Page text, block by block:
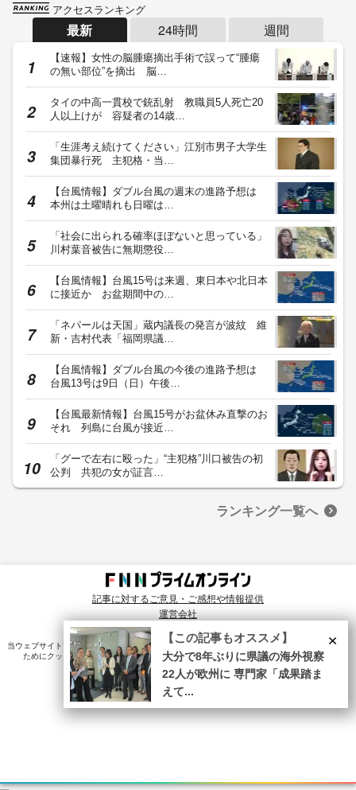
アクセスランキング
最新 24時間 週間
【速報】女性の脳腫瘍摘出手術で誤って“腫瘍
の無い部位”を摘出 脳…
タイの中高一貫校で銃乱射 教職員5人死亡20
人以上けが 容疑者の14歳…
「生涯考え続けてください」江別市男子大学生
集団暴行死 主犯格・当…
【台風情報】ダブル台風の週末の進路予想は
本州は土曜晴れも日曜は…
「社会に出られる確率ほぼないと思っている」
川村葉音被告に無期懲役…
【台風情報】台風15号は来週、東日本や北日本
に接近か お盆期間中の…
「ネパールは天国」蔵内議長の発言が波紋 維
新・吉村代表「福岡県議…
【台風情報】ダブル台風の今後の進路予想は
台風13号は9日（日）午後…
【台風最新情報】台風15号がお盆休み直撃のお
それ 列島に台風が接近…
「グーで左右に殴った」“主犯格”川口被告の初
公判 共犯の女が証言…
ランキング一覧へ
記事に対するご意見・ご感想や情報提供
運営会社
© Fuji News Network, Inc. All rights reserved.
当ウェブサイトでは、ユーザのニーズ・興味・関⼼に合致したコンテンツや広告配信を提供する
ためにクッキーを使⽤しています。詳細は、プライバシーポリシーをご確認ください。
×
【この記事もオススメ】
大分で8年ぶりに県議の海外視察
22人が欧州に 専門家「成果踏ま
えて...